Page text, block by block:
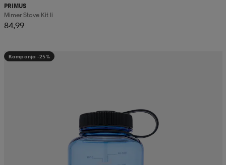
PRIMUS
Mimer Stove Kit Ii
84,99
Kampanja -25%